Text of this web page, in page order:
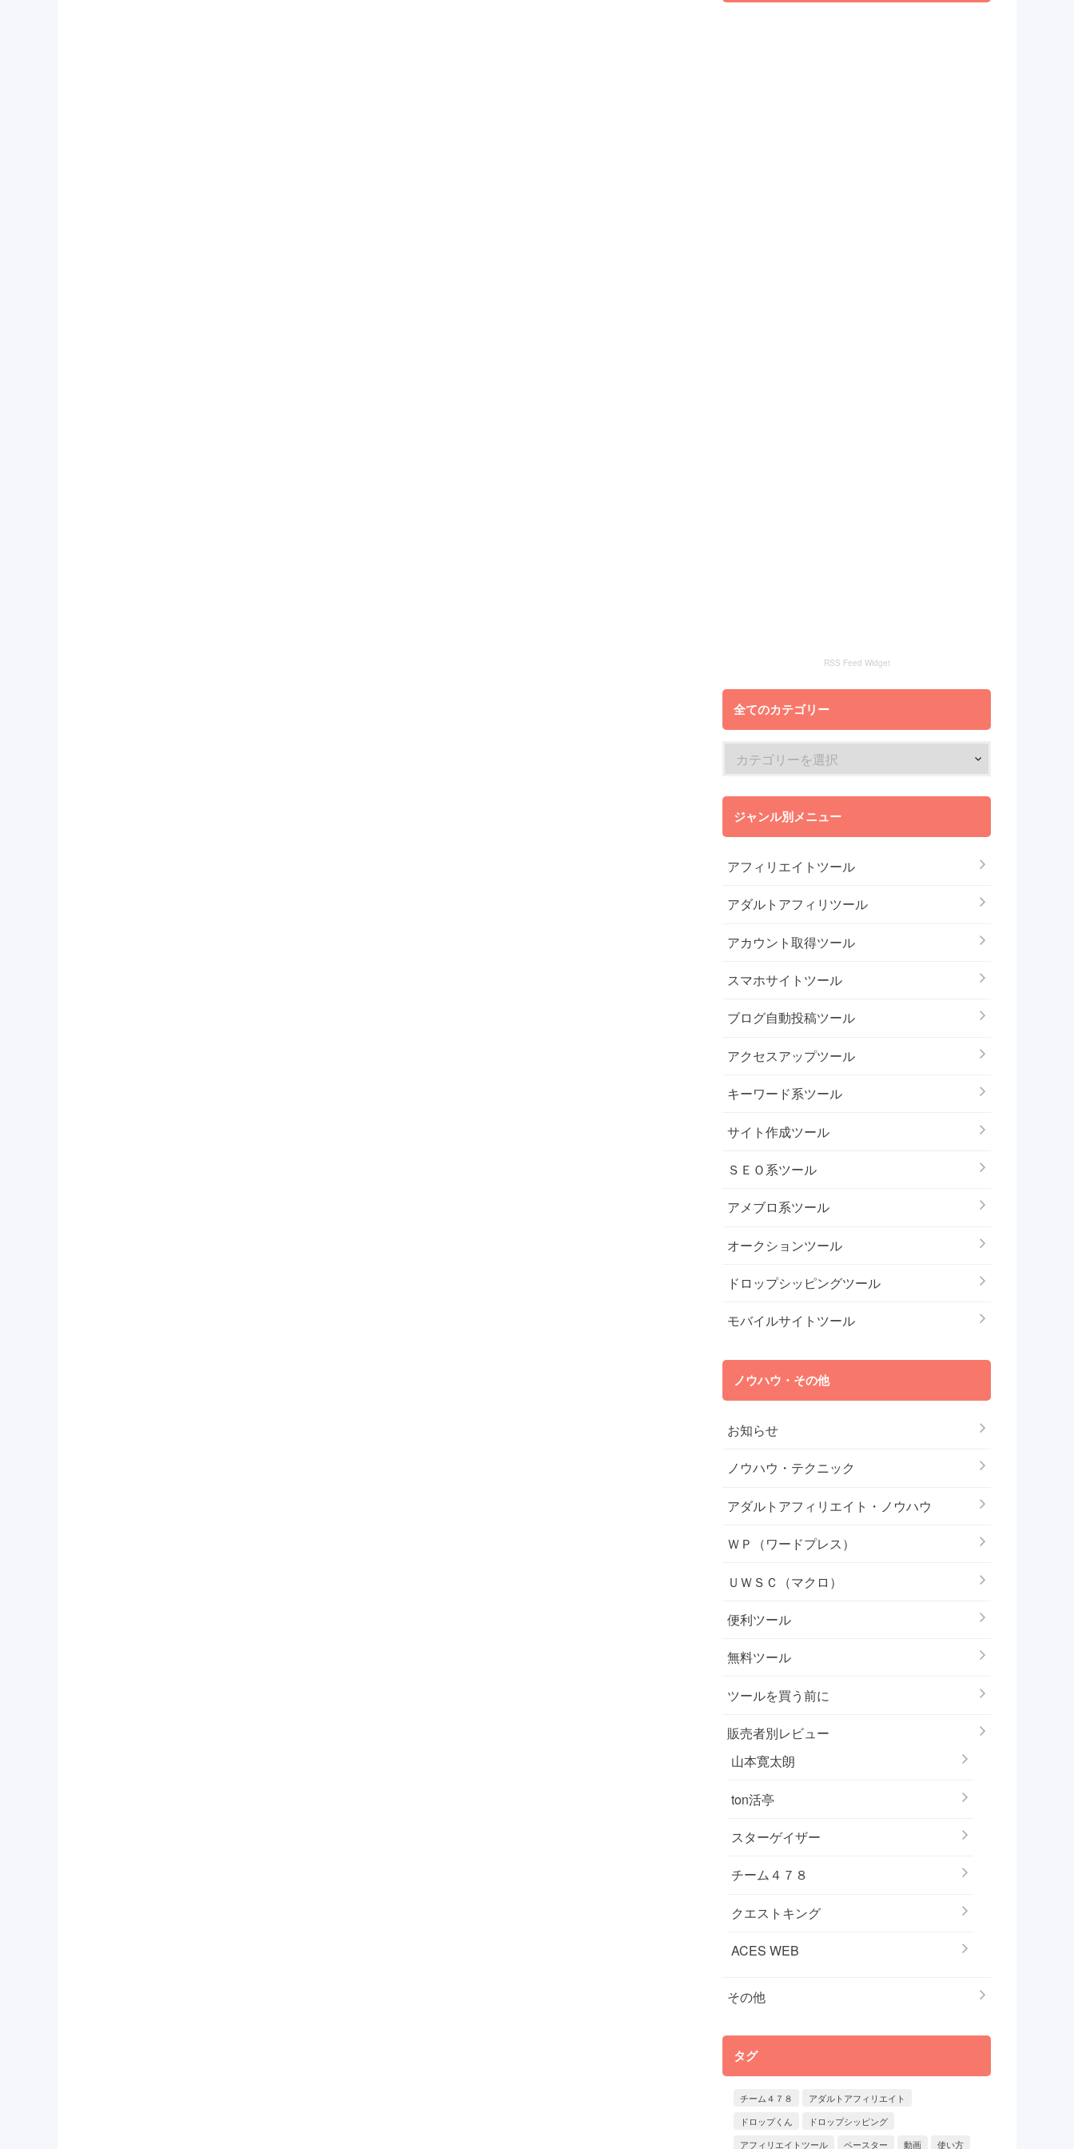
RSS Feed Widget
全てのカテゴリー
ジャンル別メニュー
アフィリエイトツール
アダルトアフィリツール
アカウント取得ツール
スマホサイトツール
ブログ自動投稿ツール
アクセスアップツール
キーワード系ツール
サイト作成ツール
ＳＥＯ系ツール
アメブロ系ツール
オークションツール
ドロップシッピングツール
モバイルサイトツール
ノウハウ・その他
お知らせ
ノウハウ・テクニック
アダルトアフィリエイト・ノウハウ
ＷＰ（ワードプレス）
ＵＷＳＣ（マクロ）
便利ツール
無料ツール
ツールを買う前に
販売者別レビュー
山本寛太朗
ton活亭
スターゲイザー
チーム４７８
クエストキング
ACES WEB
その他
タグ
チーム４７８
アダルトアフィリエイト
ドロップくん
ドロップシッピング
アフィリエイトツール
ペースター 動画 使い方